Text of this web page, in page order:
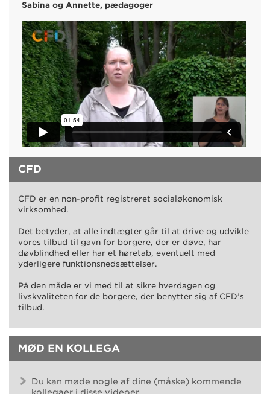
Sabina og Annette, pædagoger
CFD
CFD er en non-profit registreret socialøkonomisk
virksomhed.
Det betyder, at alle indtægter går til at drive og udvikle
vores tilbud til gavn for borgere, der er døve, har
døvblindhed eller har et høretab, eventuelt med
yderligere funktionsnedsættelser.
På den måde er vi med til at sikre hverdagen og
livskvaliteten for de borgere, der benytter sig af CFD’s
tilbud.
MØD EN KOLLEGA
Du kan møde nogle af dine (måske) kommende
kollegaer i disse videoer.